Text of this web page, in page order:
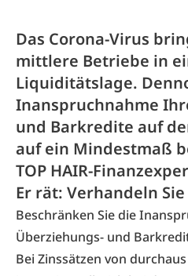
Das Corona-Virus
mittlere Betriebe in
Liquiditätslage.
Inanspruchnahme
und Barkredite auf
auf ein Mindestmaß
TOP HAIR-
Er rät: Verhandeln
Beschränken Sie die
Überziehungs- und
Bei Zinssätzen von